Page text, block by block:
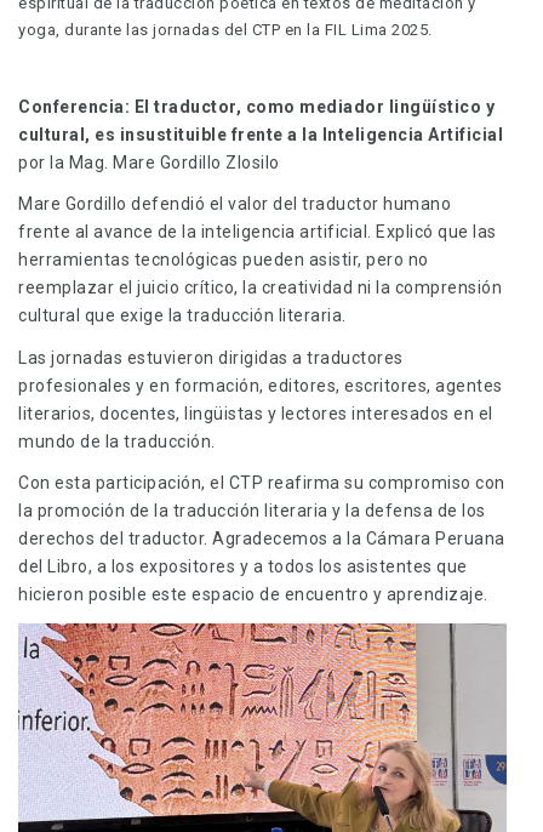
yoga, durante las jornadas del CTP en la FIL Lima 2025.
Conferencia: El traductor, como mediador lingüístico y
cultural, es insustituible frente a la Inteligencia Artificial
por la Mag. Mare Gordillo Zlosilo
Mare Gordillo defendió el valor del traductor humano
frente al avance de la inteligencia artificial. Explicó que las
herramientas tecnológicas pueden asistir, pero no
reemplazar el juicio crítico, la creatividad ni la comprensión
cultural que exige la traducción literaria.
Las jornadas estuvieron dirigidas a traductores
profesionales y en formación, editores, escritores, agentes
literarios, docentes, lingüistas y lectores interesados en el
mundo de la traducción.
Con esta participación, el CTP reafirma su compromiso con
la promoción de la traducción literaria y la defensa de los
derechos del traductor. Agradecemos a la Cámara Peruana
del Libro, a los expositores y a todos los asistentes que
hicieron posible este espacio de encuentro y aprendizaje.